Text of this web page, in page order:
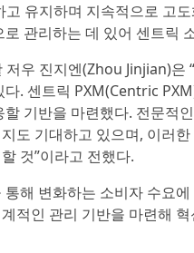
유지하며 지속적으로 고
관리하는 데 있어 센트릭
저우 진지엔(Zhou Jinjian)
. 센트릭 PXM(Centric
기반을 마련했다. 전문적
도 기대하고 있으며, 이러
것”이라고 전했다.
해 변화하는 소비자 수요
적인 관리 기반을 마련해